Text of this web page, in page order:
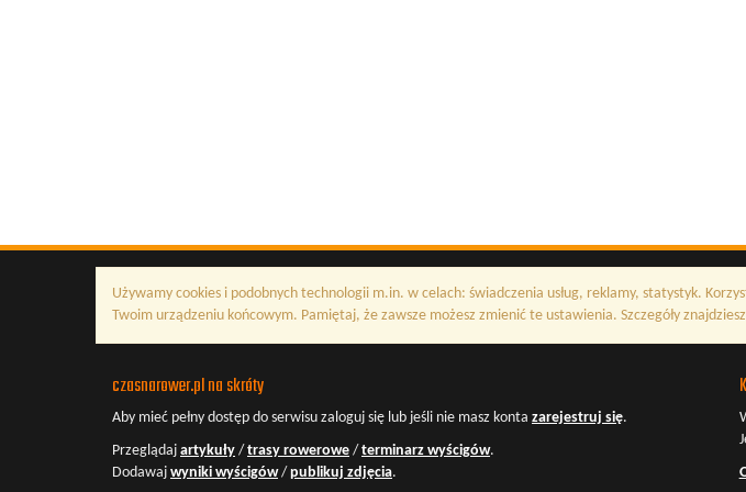
Używamy cookies i podobnych technologii m.in. w celach: świadczenia usług, reklamy, statystyk.
Twoim urządzeniu końcowym. Pamiętaj, że zawsze możesz zmienić te ustawienia. Szczegóły
czasnarower.pl na skróty
Aby mieć pełny dostęp do serwisu zaloguj się lub jeśli nie masz konta zarejestruj się.
Przeglądaj artykuły /trasy rowerowe /terminarz wyścigów.
Dodawaj wyniki wyścigów/publikuj zdjęcia.